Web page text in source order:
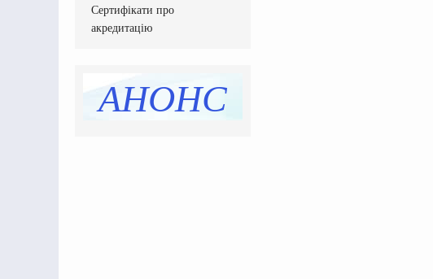
Інструкція системи подання заяв
в електронній формі
Додаткова інформація
Сертифікати про
акредитацію
АНОНС